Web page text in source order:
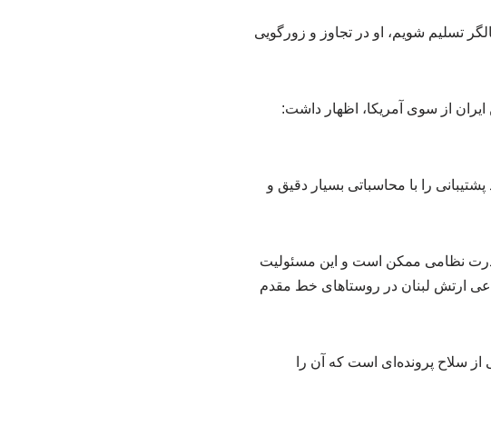
تسلیم شویم، او در تجاوز و زورگویی
از سوی آمریکا، اظهار داشت:
را با محاسباتی بسیار دقیق و
قدرت نظامی ممکن است و این مسئولیت
ارتش لبنان در روستاهای خط مقدم
سلاح پرونده‌ای است که آن را